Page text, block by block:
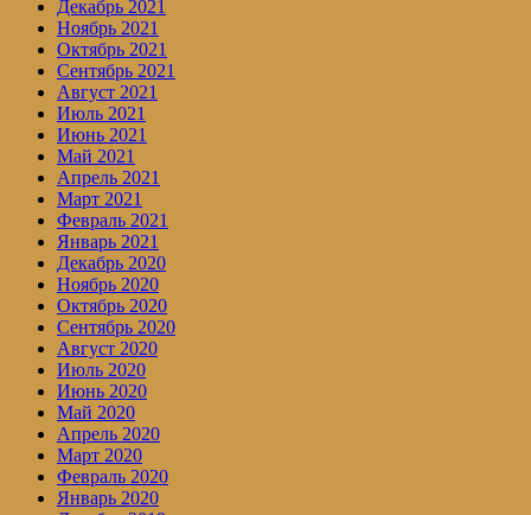
Декабрь 2021
Ноябрь 2021
Октябрь 2021
Сентябрь 2021
Август 2021
Июль 2021
Июнь 2021
Май 2021
Апрель 2021
Март 2021
Февраль 2021
Январь 2021
Декабрь 2020
Ноябрь 2020
Октябрь 2020
Сентябрь 2020
Август 2020
Июль 2020
Июнь 2020
Май 2020
Апрель 2020
Март 2020
Февраль 2020
Январь 2020